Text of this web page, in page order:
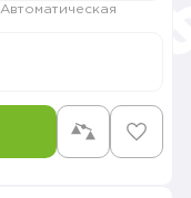
Автоматическая